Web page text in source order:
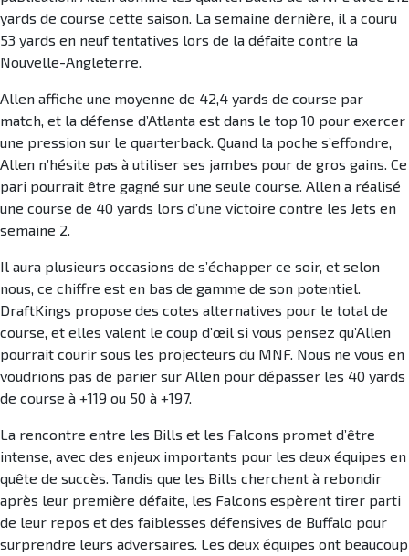
yards de course cette saison. La semaine dernière, il a couru
53 yards en neuf tentatives lors de la défaite contre la
Nouvelle-Angleterre.
Allen affiche une moyenne de 42,4 yards de course par
match, et la défense d’Atlanta est dans le top 10 pour exercer
une pression sur le quarterback. Quand la poche s’effondre,
Allen n’hésite pas à utiliser ses jambes pour de gros gains. Ce
pari pourrait être gagné sur une seule course. Allen a réalisé
une course de 40 yards lors d’une victoire contre les Jets en
semaine 2.
Il aura plusieurs occasions de s’échapper ce soir, et selon
nous, ce chiffre est en bas de gamme de son potentiel.
DraftKings propose des cotes alternatives pour le total de
course, et elles valent le coup d’œil si vous pensez qu’Allen
pourrait courir sous les projecteurs du MNF. Nous ne vous en
voudrions pas de parier sur Allen pour dépasser les 40 yards
de course à +119 ou 50 à +197.
La rencontre entre les Bills et les Falcons promet d’être
intense, avec des enjeux importants pour les deux équipes en
quête de succès. Tandis que les Bills cherchent à rebondir
après leur première défaite, les Falcons espèrent tirer parti
de leur repos et des faiblesses défensives de Buffalo pour
surprendre leurs adversaires. Les deux équipes ont beaucoup